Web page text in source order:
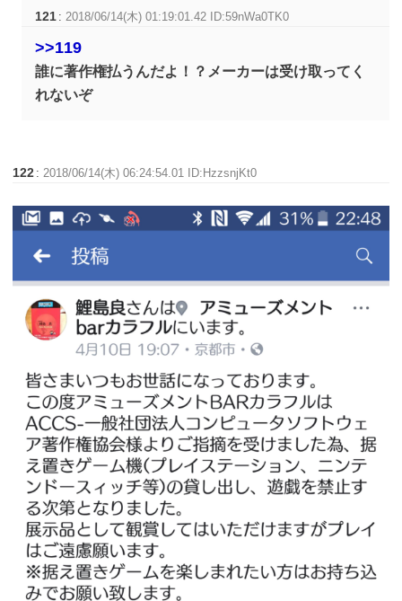
121 : 2018/06/14(木) 01:19:01.42 ID:59nWa0TK0
>>119
誰に著作権払うんだよ！？メーカーは受け取ってく
れないぞ
122 : 2018/06/14(木) 06:24:54.01 ID:HzzsnjKt0